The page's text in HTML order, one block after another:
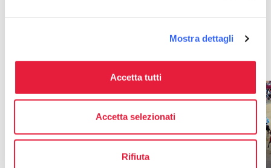
Mostra dettagli
Accetta tutti
Accetta selezionati
Rifiuta
Pacchetti vacanze
favorite_border favorite_border